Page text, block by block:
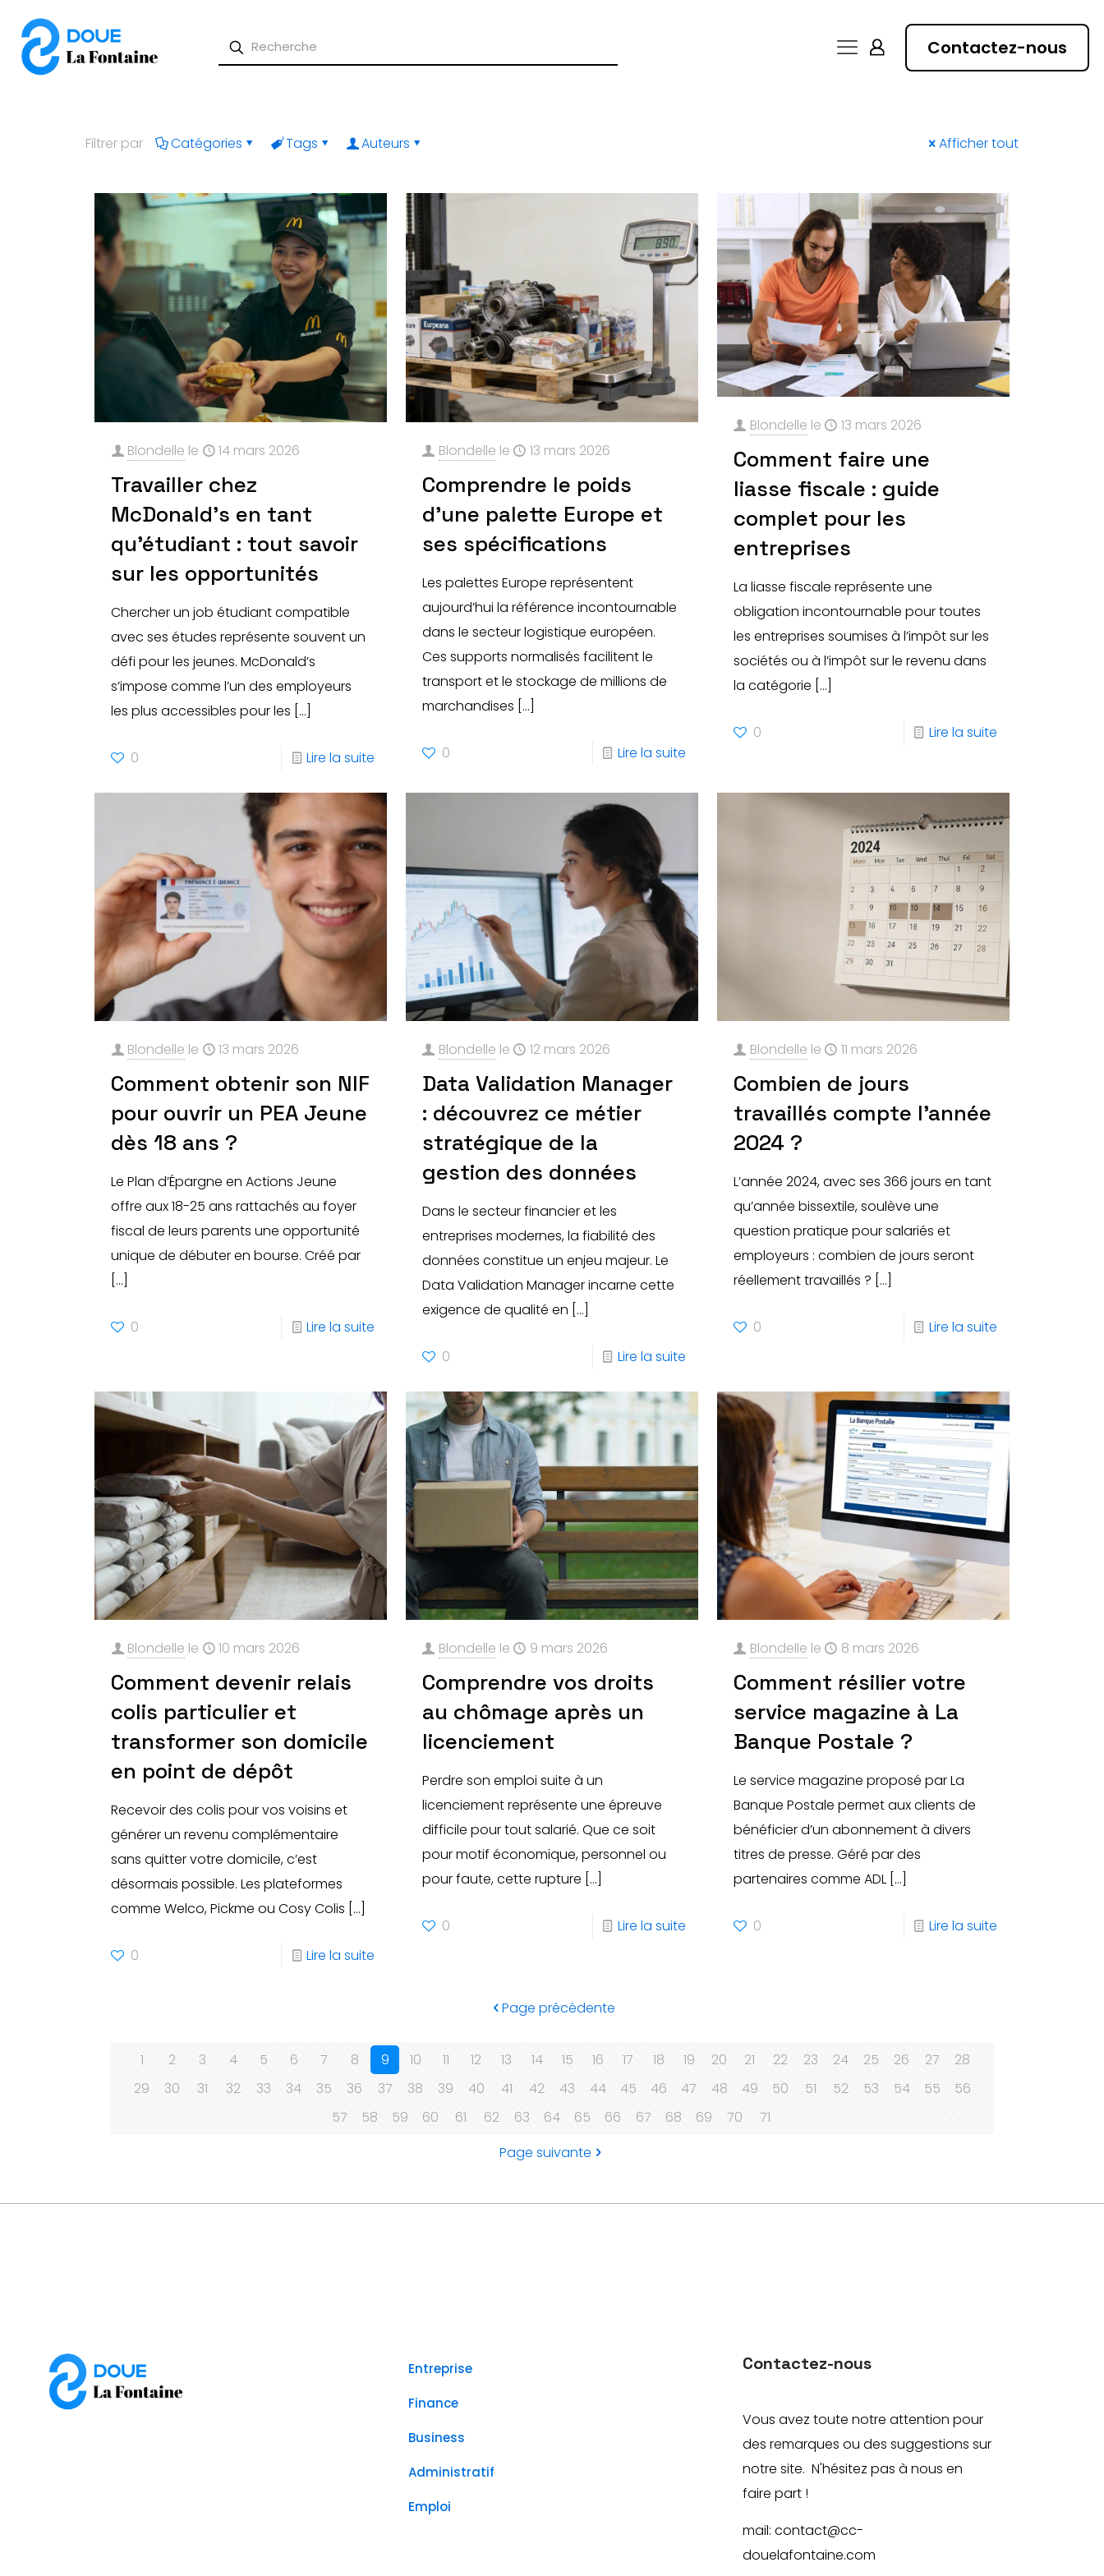
Contactez-nous
Filtrer par Catégories Tags Auteurs Afficher tout
Blondelle le 14 mars 2026
Travailler chez
McDonald’s en tant
qu’étudiant : tout savoir
sur les opportunités
Chercher un job étudiant compatible
avec ses études représente souvent un
défi pour les jeunes. McDonald’s
s’impose comme l’un des employeurs
les plus accessibles pour les […]
0 Lire la suite
Blondelle le 13 mars 2026
Comprendre le poids
d’une palette Europe et
ses spécifications
Les palettes Europe représentent
aujourd’hui la référence incontournable
dans le secteur logistique européen.
Ces supports normalisés facilitent le
transport et le stockage de millions de
marchandises […]
0 Lire la suite
Blondelle le 13 mars 2026
Comment faire une
liasse fiscale : guide
complet pour les
entreprises
La liasse fiscale représente une
obligation incontournable pour toutes
les entreprises soumises à l’impôt sur les
sociétés ou à l’impôt sur le revenu dans
la catégorie […]
0 Lire la suite
Blondelle le 13 mars 2026
Comment obtenir son NIF
pour ouvrir un PEA Jeune
dès 18 ans ?
Le Plan d’Épargne en Actions Jeune
offre aux 18-25 ans rattachés au foyer
fiscal de leurs parents une opportunité
unique de débuter en bourse. Créé par
[…]
0 Lire la suite
Blondelle le 12 mars 2026
Data Validation Manager
: découvrez ce métier
stratégique de la
gestion des données
Dans le secteur financier et les
entreprises modernes, la fiabilité des
données constitue un enjeu majeur. Le
Data Validation Manager incarne cette
exigence de qualité en […]
0 Lire la suite
Blondelle le 11 mars 2026
Combien de jours
travaillés compte l’année
2024 ?
L’année 2024, avec ses 366 jours en tant
qu’année bissextile, soulève une
question pratique pour salariés et
employeurs : combien de jours seront
réellement travaillés ? […]
0 Lire la suite
Blondelle le 10 mars 2026
Comment devenir relais
colis particulier et
transformer son domicile
en point de dépôt
Recevoir des colis pour vos voisins et
générer un revenu complémentaire
sans quitter votre domicile, c’est
désormais possible. Les plateformes
comme Welco, Pickme ou Cosy Colis […]
0 Lire la suite
Blondelle le 9 mars 2026
Comprendre vos droits
au chômage après un
licenciement
Perdre son emploi suite à un
licenciement représente une épreuve
difficile pour tout salarié. Que ce soit
pour motif économique, personnel ou
pour faute, cette rupture […]
0 Lire la suite
Blondelle le 8 mars 2026
Comment résilier votre
service magazine à La
Banque Postale ?
Le service magazine proposé par La
Banque Postale permet aux clients de
bénéficier d’un abonnement à divers
titres de presse. Géré par des
partenaires comme ADL[…]
0 Lire la suite
Page précédente
1 2 3 4 5 6 7 8 9 10 11 12 13 14 15 16 17 18 19 20 21 22 23 24 25 26 27
28
29
30 31 32 33 34 35 36 37 38 39 40 41 42 43 44 45 46 47 48 49 50 51 52 53 54 55
56
57
58 59 60 61 62 63 64 65 66 67 68 69 70
71
Page suivante
Entreprise
Finance
Business
Administratif
Emploi
Contactez-nous
Vous avez toute notre attention pour
des remarques ou des suggestions sur
notre site. N'hésitez pas à nous en
faire part !
mail: contact@cc-
douelafontaine.com